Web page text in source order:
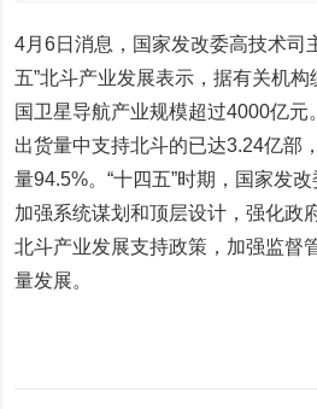
4月6日消息，国家发改委高技术司
五”北斗产业发展表示，据有关机构
国卫星导航产业规模超过4000亿
出货量中支持北斗的已达3.24亿部
量94.5%。“十四五”时期，国家发
加强系统谋划和顶层设计，强化政
北斗产业发展支持政策，加强监督
量发展。